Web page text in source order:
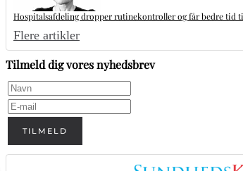
Hospitalsafdeling dropper rutinekontroller og får bedre tid
Flere artikler
Tilmeld dig vores nyhedsbrev
TILMELD